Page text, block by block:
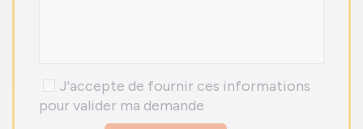
J'accepte de fournir ces informations
pour valider ma demande